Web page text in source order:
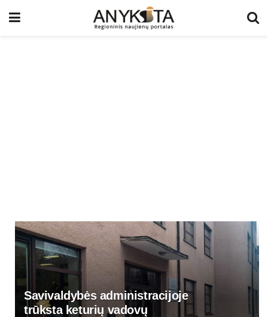
Savivaldybės administracijoje
trūksta keturių vadovų